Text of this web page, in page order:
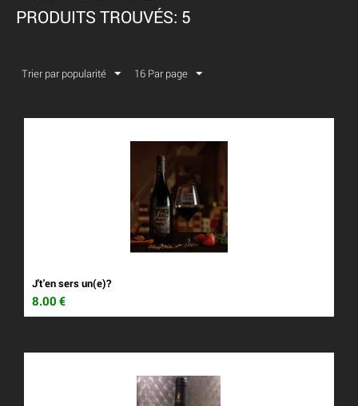
PRODUITS TROUVÉS: 5
Trier par popularité 16 Par page
J't'en sers un(e)?
8.00 €